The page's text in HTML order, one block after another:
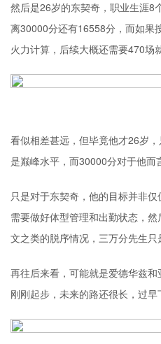
然后是26岁的东契奇，职业生涯8
离30000分还有16558分，而如果
火力计算，后续大概还需要470场
看似相差甚远，但毕竟他才26岁
是巅峰水平，而30000分对于他而
只是对于东契奇，他的目标并非
需要做好体型管理和出勤状态，
文之类的脱序情况，三万分先生只
再往后来看，可能就是爱德华兹
刚刚起步，未来的路还很长，过早